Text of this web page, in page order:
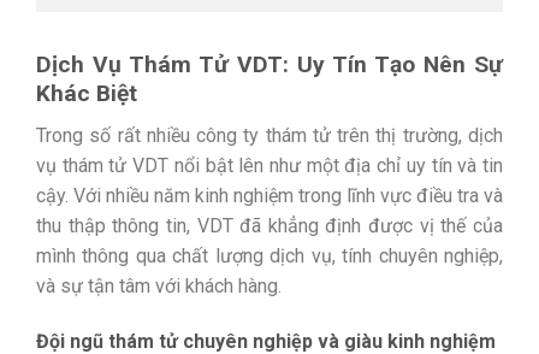
Dịch Vụ Thám Tử VDT: Uy Tín Tạo Nên Sự
Khác Biệt
Trong số rất nhiều công ty thám tử trên thị trường, dịch
vụ thám tử VDT nổi bật lên như một địa chỉ uy tín và tin
cậy. Với nhiều năm kinh nghiệm trong lĩnh vực điều tra và
thu thập thông tin, VDT đã khẳng định được vị thế của
mình thông qua chất lượng dịch vụ, tính chuyên nghiệp,
và sự tận tâm với khách hàng.
Đội ngũ thám tử chuyên nghiệp và giàu kinh nghiệm